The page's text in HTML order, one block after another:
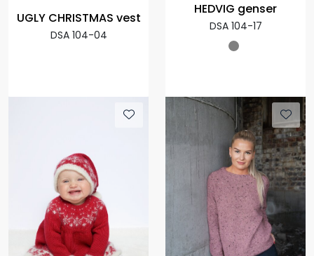
UGLY CHRISTMAS vest
DSA 104-04
HEDVIG genser
DSA 104-17